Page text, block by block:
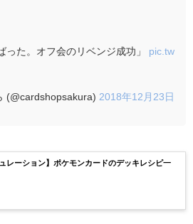
った。オフ会のリベンジ成功」 pic.tw
(@cardshopsakura) 2018年12月23日
ュレーション】ポケモンカードのデッキレシピ一